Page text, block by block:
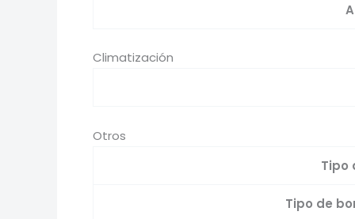
Climatización
Otros
Tipo
Tipo de